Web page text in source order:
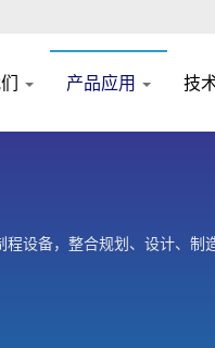
产品应用 技
设备，整合规划、设计、制